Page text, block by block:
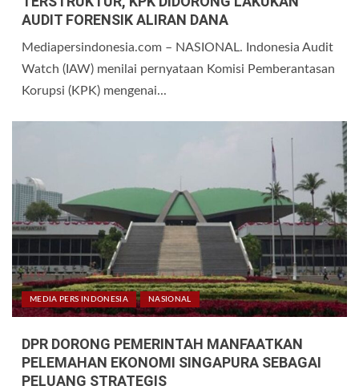
AUDIT FORENSIK ALIRAN DANA
Mediapersindonesia.com – NASIONAL. Indonesia Audit
Watch (IAW) menilai pernyataan Komisi Pemberantasan
Korupsi (KPK) mengenai...
MEDIA PERS INDONESIA NASIONAL
DPR DORONG PEMERINTAH MANFAATKAN
PELEMAHAN EKONOMI SINGAPURA SEBAGAI
PELUANG STRATEGIS